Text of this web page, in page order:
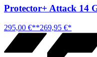
Protector+ Attack 14
295,00 €**269,95 €*